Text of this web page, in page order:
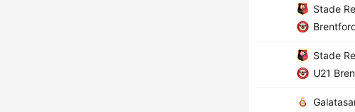
Stade
Stade
U21